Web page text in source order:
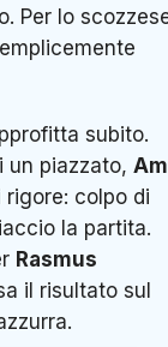
Per lo
subito.
un piazzato,
colpo di
la partita.
Rasmus
il risultato sul